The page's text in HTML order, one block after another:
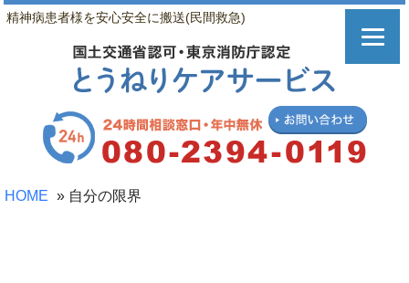
精神病患者様を安心安全に搬送(民間救急)
HOME » 自分の限界